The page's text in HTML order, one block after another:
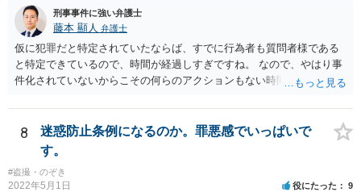
刑事事件に強い弁護士
藤本 顯人 弁護士
仮に犯罪だと特定されていたならば、すでに行為者も質問者様である
と特定できているので、時間が経過しすぎですね。 なので、やはり事
件化されていないからこその何らのアクションもない時間経過なのだ
8
迷惑防止条例になるのか。罪悪感でいっぱいで
す。
#盗撮・のぞき
2022年5月1日 役にたった 9